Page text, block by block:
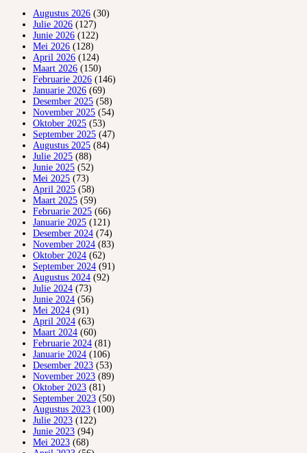
Augustus 2026 (30)
Julie 2026 (127)
Junie 2026 (122)
Mei 2026 (128)
April 2026 (124)
Maart 2026 (150)
Februarie 2026 (146)
Januarie 2026 (69)
Desember 2025 (58)
November 2025 (54)
Oktober 2025 (53)
September 2025 (47)
Augustus 2025 (84)
Julie 2025 (88)
Junie 2025 (52)
Mei 2025 (73)
April 2025 (58)
Maart 2025 (59)
Februarie 2025 (66)
Januarie 2025 (121)
Desember 2024 (74)
November 2024 (83)
Oktober 2024 (62)
September 2024 (91)
Augustus 2024 (92)
Julie 2024 (73)
Junie 2024 (56)
Mei 2024 (91)
April 2024 (63)
Maart 2024 (60)
Februarie 2024 (81)
Januarie 2024 (106)
Desember 2023 (53)
November 2023 (89)
Oktober 2023 (81)
September 2023 (50)
Augustus 2023 (100)
Julie 2023 (122)
Junie 2023 (94)
Mei 2023 (68)